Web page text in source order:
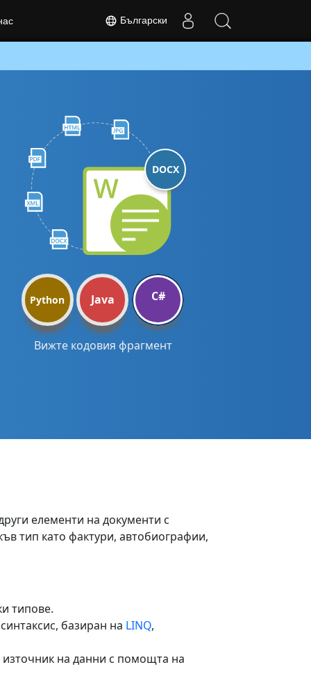
DOCX
Python Java C#
Вижте кодовия фрагмент
елементи на документи с
тип като фактури, автобиографии,
типове.
базиран на LINQ,
на данни с помощта на
Български